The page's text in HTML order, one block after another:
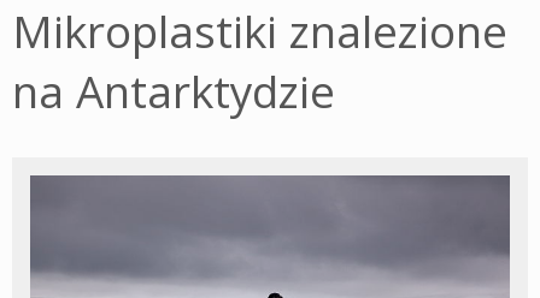
Mikroplastiki znalezione
na Antarktydzie